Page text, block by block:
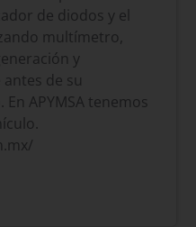
de diodos y el
multímetro,
y
de su
APYMSA tenemos